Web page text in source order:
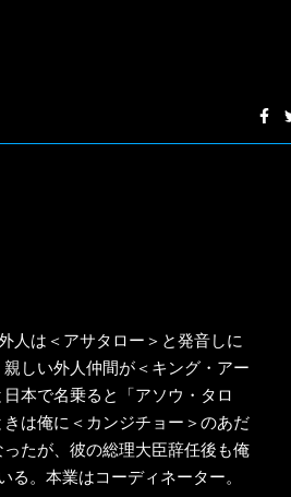
人は＜アサタロー＞と発音しに
しい外人仲間が＜キング・アー
本で名乗ると「アソウ・タロ
は俺に＜カンジチョー＞のあだ
たが、彼の総理大臣辞任後も俺
。本業はコーディネーター。